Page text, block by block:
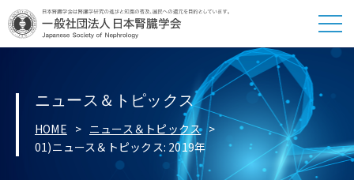
ニュース＆トピックス
HOME
ニュース＆トピックス
01)ニュース＆トピックス: 2019年